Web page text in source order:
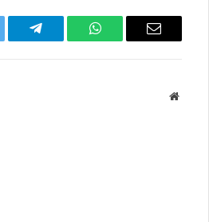
Telegram WhatsAppEmail
Website